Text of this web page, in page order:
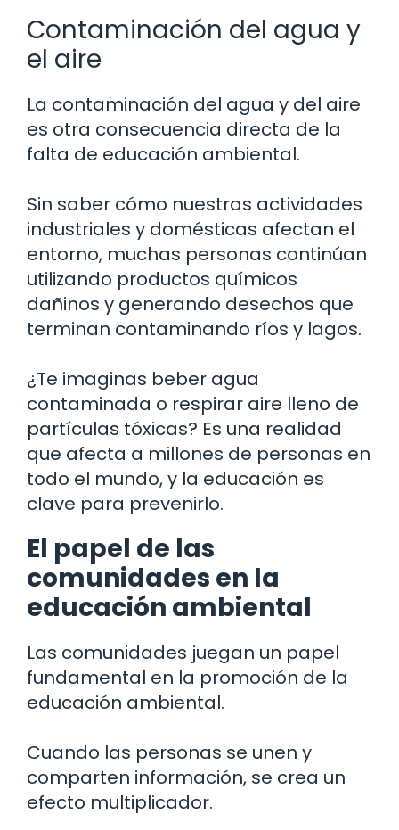
Contaminación del agua y
el aire
La contaminación del agua y del aire
es otra consecuencia directa de la
falta de educación ambiental.
Sin saber cómo nuestras actividades
industriales y domésticas afectan el
entorno, muchas personas continúan
utilizando productos químicos
dañinos y generando desechos que
terminan contaminando ríos y lagos.
¿Te imaginas beber agua
contaminada o respirar aire lleno de
partículas tóxicas? Es una realidad
que afecta a millones de personas en
todo el mundo, y la educación es
clave para prevenirlo.
El papel de las
comunidades en la
educación ambiental
Las comunidades juegan un papel
fundamental en la promoción de la
educación ambiental.
Cuando las personas se unen y
comparten información, se crea un
efecto multiplicador.